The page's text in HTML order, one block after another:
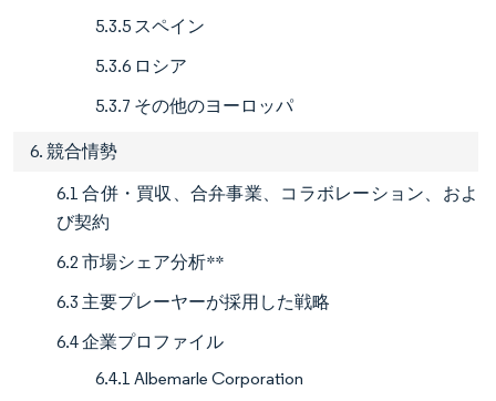
5.3.5 スペイン
5.3.6 ロシア
5.3.7 その他のヨーロッパ
6. 競合情勢
6.1 合併・買収、合弁事業、コラボレーション、およ
び契約
6.2 市場シェア分析**
6.3 主要プレーヤーが採用した戦略
6.4 企業プロファイル
6.4.1 Albemarle Corporation